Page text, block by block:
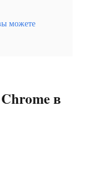
можете
в